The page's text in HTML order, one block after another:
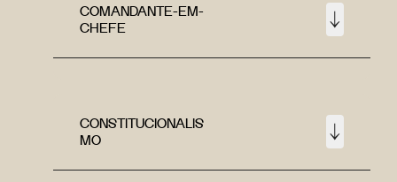
COMANDANTE-EM-
CHEFE
CONSTITUCIONALIS
MO